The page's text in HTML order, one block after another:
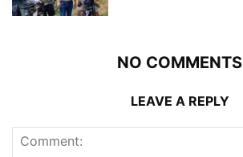
NO COMMENTS
LEAVE A REPLY